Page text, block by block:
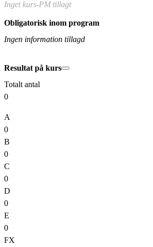
Inget kurs-PM tillagt
Obligatorisk inom program
Ingen information tillagd
Resultat på kurs
Totalt antal
0
A
0
B
0
C
0
D
0
E
0
FX